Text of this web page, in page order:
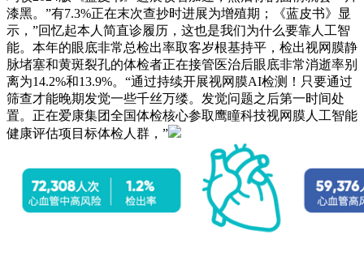
漆黑。”有7.3%正在末次查抄时进展为增殖期；《蓝皮书》显
示，”回忆起本人简直诊履历，这也是我们为什么要靠人工智
能。本年的眼底非常总检出率取客岁根基持平，检出视网膜静
脉堵塞和黄斑裂孔的体检者正在接管医治后眼底非常消逝率别
离为14.2%和13.9%。“通过持续开展视网膜AI检测！只要通过
筛查才能晚期发觉一些千丝万缕。发觉问题之后第一时间处
置。正在爱康集团全国体检核心参取鹰瞳科技视网膜人工智能
健康评估项目标体检人群，”